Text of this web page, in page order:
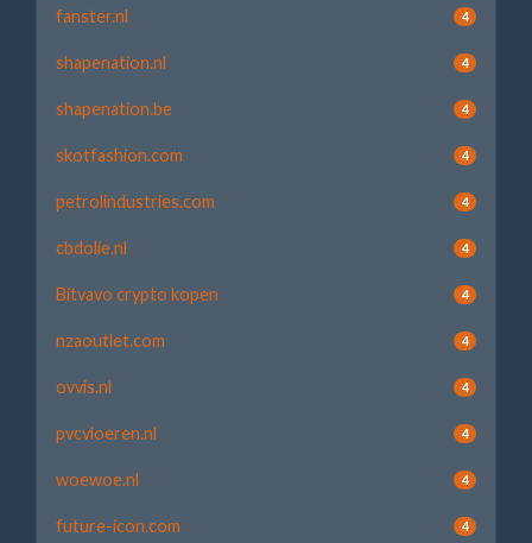
fanster.nl 4
shapenation.nl 4
shapenation.be 4
skotfashion.com 4
petrolindustries.com 4
cbdolie.nl 4
Bitvavo crypto kopen 4
nzaoutlet.com 4
ovvis.nl 4
pvcvloeren.nl 4
woewoe.nl 4
future-icon.com 4